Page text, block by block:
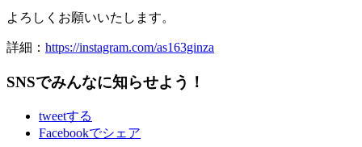
よろしくお願いいたします。
詳細： https://instagram.com/as163ginza
SNSでみんなに知らせよう！
tweetする
Facebookでシェア